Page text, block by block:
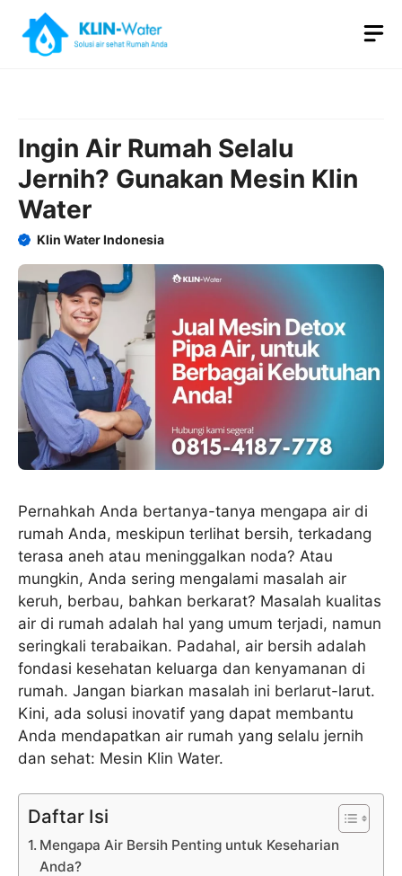
content
Ingin Air Rumah Selalu
Jernih? Gunakan Mesin Klin
Water
Klin Water Indonesia
Pernahkah Anda bertanya-tanya mengapa air di
rumah Anda, meskipun terlihat bersih, terkadang
terasa aneh atau meninggalkan noda? Atau
mungkin, Anda sering mengalami masalah air
keruh, berbau, bahkan berkarat? Masalah kualitas
air di rumah adalah hal yang umum terjadi, namun
seringkali terabaikan. Padahal, air bersih adalah
fondasi kesehatan keluarga dan kenyamanan di
rumah. Jangan biarkan masalah ini berlarut-larut.
Kini, ada solusi inovatif yang dapat membantu
Anda mendapatkan air rumah yang selalu jernih
dan sehat: Mesin Klin Water.
Daftar Isi
Mengapa Air Bersih Penting untuk Keseharian
Anda?